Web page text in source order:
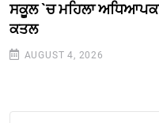
ਸਕੂਲ `ਚ ਮਹਿਲਾ ਅਧਿਆਪਕਾ
ਕਤਲ
AUGUST 4, 2026